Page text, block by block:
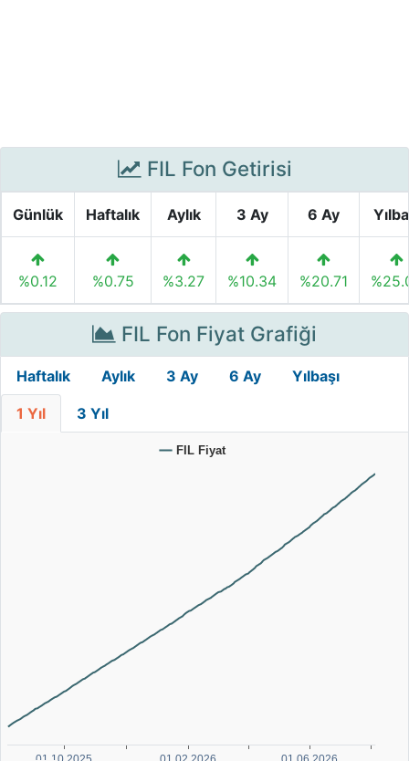
FIL Fon Getirisi
Günlük Haftalık Aylık 3 Ay 6 Ay
%0.12 %0.75 %3.27 %10.34 %20.71
FIL Fon Fiyat Grafiği
Haftalık Aylık 3 Ay 6 Ay Yılbaşı
1 Yıl 3 Yıl